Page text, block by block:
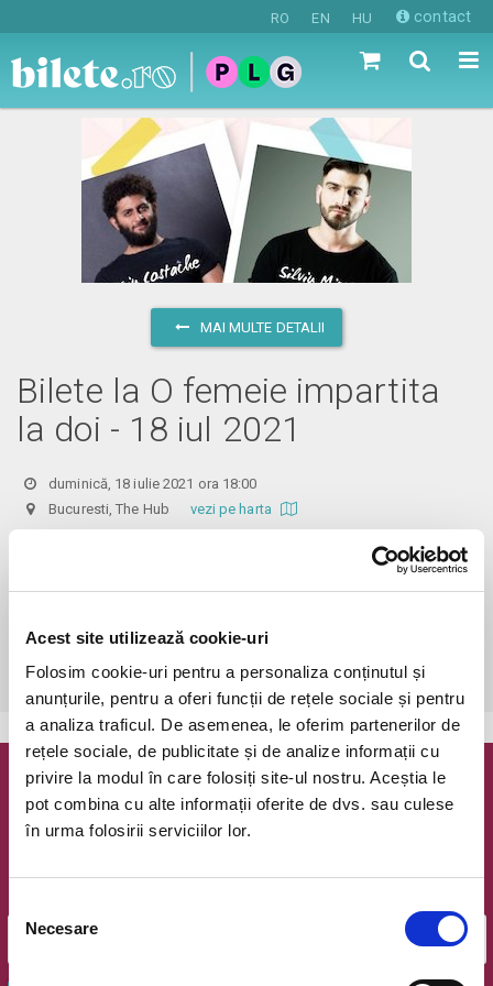
Acest site utilizează cookie-uri
Folosim cookie-uri pentru a personaliza conținutul și
anunțurile, pentru a oferi funcții de rețele sociale și pentru
a analiza traficul. De asemenea, le oferim partenerilor de
rețele sociale, de publicitate și de analize informații cu
privire la modul în care folosiți site-ul nostru. Aceștia le
pot combina cu alte informații oferite de dvs. sau culese
în urma folosirii serviciilor lor.
consimțământului
Necesare
RO EN HU contact
MAI MULTE DETALII
Bilete la O femeie impartita
la doi - 18 iul 2021
duminică, 18 iulie 2021 ora 18:00
Bucuresti, The Hub vezi pe harta
Accesul se poate face cu maximum o oră - cu minimum 15 minute
mai devreme. Biletele online necesită și rezervare nominală de locuri (la
alte persoane.
Newsletter @ Bilete.ro